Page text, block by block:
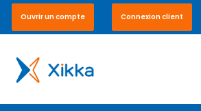
Ouvrir un compte Connexion client